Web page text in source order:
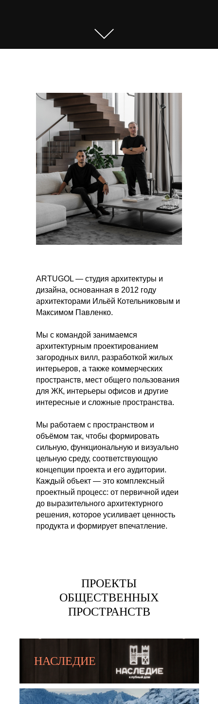
ARTUGOL — студия архитектуры и
дизайна, основанная в 2012 году
архитекторами Ильёй Котельниковым и
Максимом Павленко.
Мы с командой занимаемся
архитектурным проектированием
загородных вилл, разработкой жилых
интерьеров, а также коммерческих
пространств, мест общего пользования
для ЖК, интерьеры офисов и другие
интересные и сложные пространства.
Мы работаем с пространством и
объёмом так, чтобы формировать
сильную, функциональную и визуально
цельную среду, соответствующую
концепции проекта и его аудитории.
Каждый объект — это комплексный
проектный процесс: от первичной идеи
до выразительного архитектурного
решения, которое усиливает ценность
продукта и формирует впечатление.
ПРОЕКТЫ
ОБЩЕСТВЕННЫХ
ПРОСТРАНСТВ
НАСЛЕДИЕ